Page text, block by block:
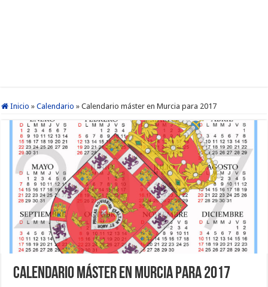
Inicio » Calendario » Calendario máster en Murcia para 2017
Calendario máster en Murcia para 2017